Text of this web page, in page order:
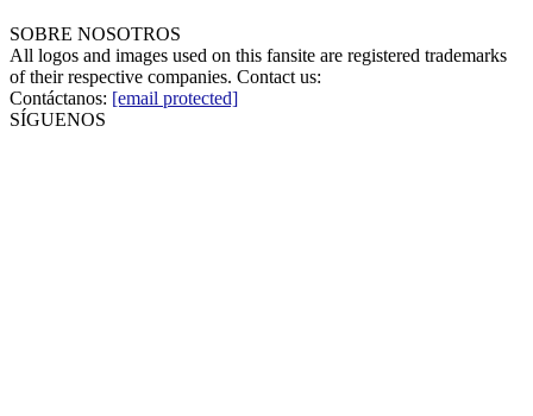
SOBRE NOSOTROS
All logos and images used on this fansite are registered trademarks
of their respective companies. Contact us:
Contáctanos: [email protected]
SÍGUENOS